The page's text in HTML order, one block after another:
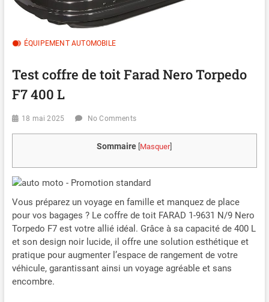
ÉQUIPEMENT AUTOMOBILE
Test coffre de toit Farad Nero Torpedo
F7 400 L
18 mai 2025 No Comments
Sommaire [Masquer]
Vous préparez un voyage en famille et manquez de place
pour vos bagages ? Le coffre de toit FARAD 1-9631 N/9 Nero
Torpedo F7 est votre allié idéal. Grâce à sa capacité de 400 L
et son design noir lucide, il offre une solution esthétique et
pratique pour augmenter l’espace de rangement de votre
véhicule, garantissant ainsi un voyage agréable et sans
encombre.